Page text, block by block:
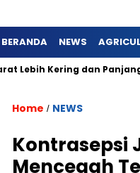
BERANDA NEWS
Kering dan Panjang,
Home / NEWS
Kontrasepsi
Mencegah